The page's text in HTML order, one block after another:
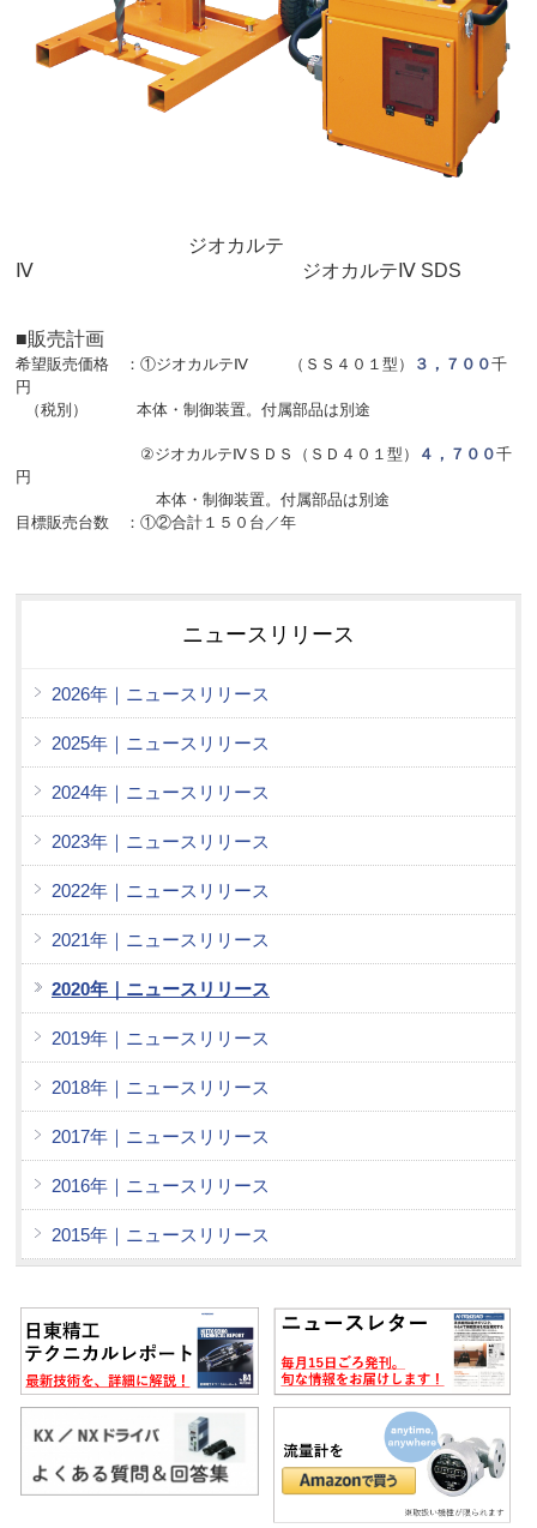
ジオカルテ
Ⅳ ジオカルテⅣ SDS
■販売計画
希望販売価格 ： ①ジオカルテⅣ （ＳＳ４０１型） ３，７００千
円
（税別） 本体・制御装置。付属部品は別途
②ジオカルテⅣＳＤＳ（ＳＤ４０１型） ４，７００千
円
本体・制御装置。付属部品は別途
目標販売台数 ：①②合計１５０台／年
ニュースリリース
2026年｜ニュースリリース
2025年｜ニュースリリース
2024年｜ニュースリリース
2023年｜ニュースリリース
2022年｜ニュースリリース
2021年｜ニュースリリース
2020年｜ニュースリリース
2019年｜ニュースリリース
2018年｜ニュースリリース
2017年｜ニュースリリース
2016年｜ニュースリリース
2015年｜ニュースリリース